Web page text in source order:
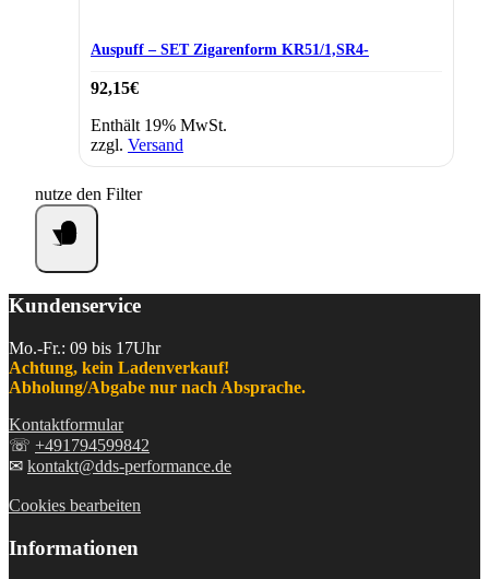
Auspuff – SET Zigarenform KR51/1,SR4-
92,15€
Enthält 19% MwSt.
zzgl. Versand
nutze den Filter
Kundenservice
Mo.-Fr.: 09 bis 17Uhr
Achtung, kein Ladenverkauf!
Abholung/Abgabe nur nach Absprache.
Kontaktformular
☏ +491794599842
✉ kontakt@dds-performance.de
Cookies bearbeiten
Informationen